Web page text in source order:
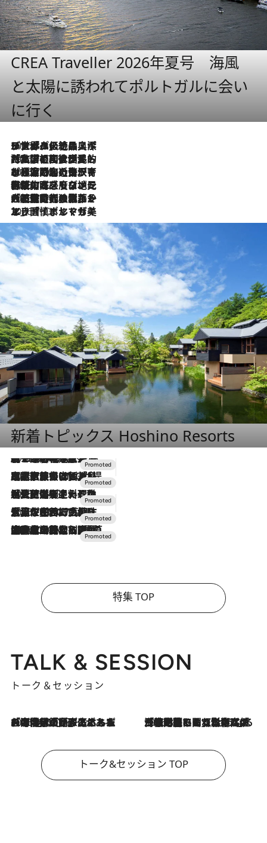
CREA Traveller 2026年夏号 海風
と太陽に誘われてポルトガルに会い
に行く
2026.8.8
リスボンの絶品スイーツ「パステル・デ・ナタ」とは？ポルトガル伝統の奥深い世界へ
2026.7.27
「私の祖国はポルトガル語です」国民的詩人フェルナンド・ペソアと、彼が愛した文学の街を歩く
2026.7.26
ポルトガル近海が育む極上の海の幸。キリリと冷えた白ワインと愉しむ、シーフード専門店の贅沢
2026.7.22
伝統の味をモダンに昇華。高感度な地元客が集う、リスボンの最旬ガストロノミー
2026.7.21
大航海時代の栄華から、震災、独裁、そして革命へ。ポルトガル・首都リスボンの石畳に刻まれた「歴史の光と影」
2026.7.13
エッセイ・ヤマザキマリ「慎ましくも美しき国 ポルトガル」
新着トピックス Hoshino Resorts
2026.8.7
【トンボの足水浴】ヒノキの香りに包まれて涼感マックス！約13℃の湧水かけ流しを避暑地「星野温泉 トンボの湯」で体験
2026.7.31
【ホテル帰省】という選択肢をOMOが提案。家族とほどよい距離を保つには「昼は実家、夜は気兼ねなくホテルで！」
2026.7.24
【夏限定ディナーコース】旬を迎える稚鮎や花ズッキーニなどをイタリア・トスカーナの郷土料理の手法で満喫！
2026.7.17
「土佐和ハーブかき氷」がOMO7高知に登場！生姜、山椒、大葉など目にも舌にも涼を呼ぶ郷土の味
2026.7.10
NEW OPEN！【界 草津】名湯の地に誕生。趣の異なる2種の温泉と上州ならではの会席・蕎麦割烹など美食を味わう究極の癒やし旅
特集 TOP
TALK & SESSION
トーク＆セッション
2026.8.3
「今後値上げがあるとすれば…」「リスクがあるのは今年の冬」エネルギー専門家が語る、ホルムズ海峡封鎖が家庭にもたらす“ある心配” 2026.8.3
「住宅建てられない…」「サーチャージ料の高値が続いている」ホルムズ海峡封鎖による影響はいつまで続く？《エネルギー専門家に聞く“どうなる日本の暮らし”》
トーク&セッション TOP